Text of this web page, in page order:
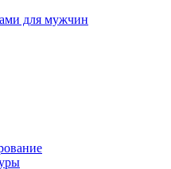
для мужчин